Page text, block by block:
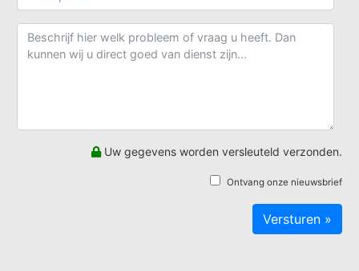
Uw gegevens worden versleuteld verzonden.
Ontvang onze nieuwsbrief